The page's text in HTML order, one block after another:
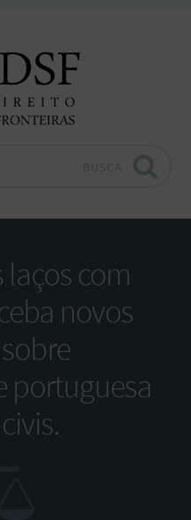
laços com
novos
portuguesa